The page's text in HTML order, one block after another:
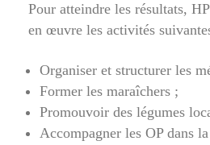
Pour atteindre les résultats,
en œuvre les activités
Organiser et structurer les
Former les maraîchers ;
Promouvoir des légumes
Accompagner les OP dans